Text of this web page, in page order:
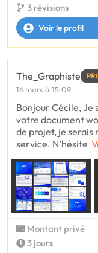
3 révisions
Voir le profil
The_Graphiste
16 mars à 15:09
Bonjour Cécile, Je
votre document
de projet, je serais
service. N’hésite
Montant privé
3 jours